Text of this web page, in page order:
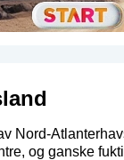
Nord-
og ganske